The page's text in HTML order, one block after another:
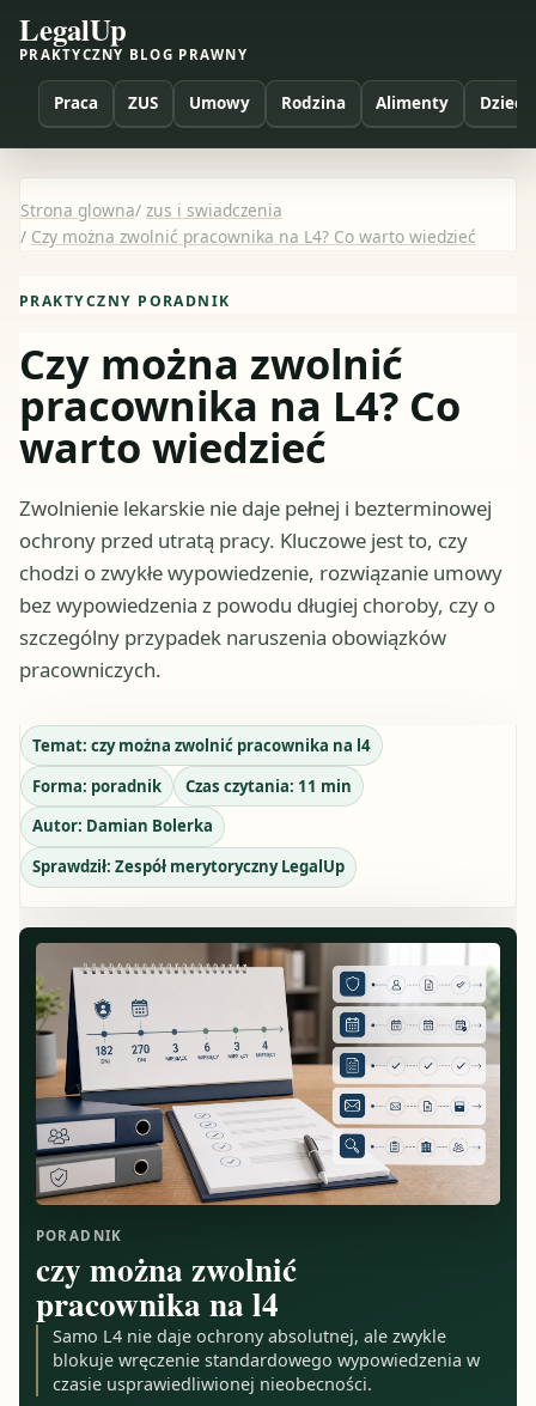
LegalUp
PRAKTYCZNY BLOG PRAWNY
Praca ZUS Umowy Rodzina Alimenty Dzieci
Strona glowna/ zus i swiadczenia
/ Czy można zwolnić pracownika na L4? Co warto wiedzieć
PRAKTYCZNY PORADNIK
Czy można zwolnić
pracownika na L4? Co
warto wiedzieć
Zwolnienie lekarskie nie daje pełnej i bezterminowej
ochrony przed utratą pracy. Kluczowe jest to, czy
chodzi o zwykłe wypowiedzenie, rozwiązanie umowy
bez wypowiedzenia z powodu długiej choroby, czy o
szczególny przypadek naruszenia obowiązków
pracowniczych.
Temat: czy można zwolnić pracownika na l4
Forma: poradnik Czas czytania: 11 min
Autor: Damian Bolerka
Sprawdził: Zespół merytoryczny LegalUp
PORADNIK
czy można zwolnić
pracownika na l4
Samo L4 nie daje ochrony absolutnej, ale zwykle
blokuje wręczenie standardowego wypowiedzenia w
czasie usprawiedliwionej nieobecności.